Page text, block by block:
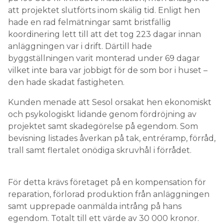
att projektet slutförts inom skälig tid. Enligt hen
hade en rad felmätningar samt bristfällig
koordinering lett till att det tog 223 dagar innan
anläggningen var i drift. Därtill hade
byggställningen varit monterad under 69 dagar
vilket inte bara var jobbigt för de som bor i huset –
den hade skadat fastigheten.
Kunden menade att Sesol orsakat hen ekonomiskt
och psykologiskt lidande genom fördröjning av
projektet samt skadegörelse på egendom. Som
bevisning listades åverkan på tak, entréramp, förråd,
trall samt flertalet onödiga skruvhål i förrådet.
För detta krävs företaget på en kompensation för
reparation, förlorad produktion från anläggningen
samt upprepade oanmälda intrång på hans
egendom. Totalt till ett värde av 30 000 kronor.